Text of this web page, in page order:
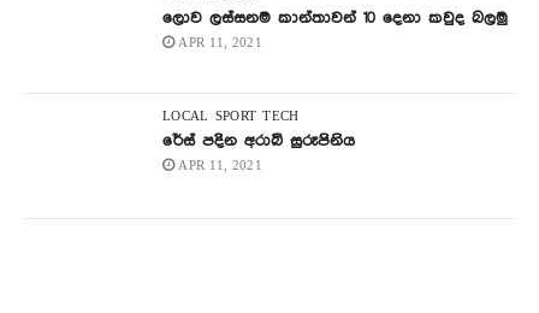
ලොව ලස්සනම කාන්තාවන් 10 දෙනා කවුද බලමු
APR 11, 2021
LOCAL SPORT TECH
රේස් පදින අරාබි සුරූපිනිය
APR 11, 2021